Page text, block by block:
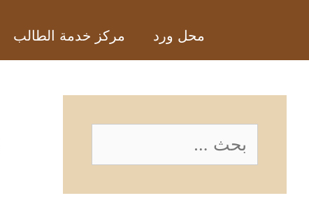
محل ورد مركز خدمة الطالب
البحث
عن: